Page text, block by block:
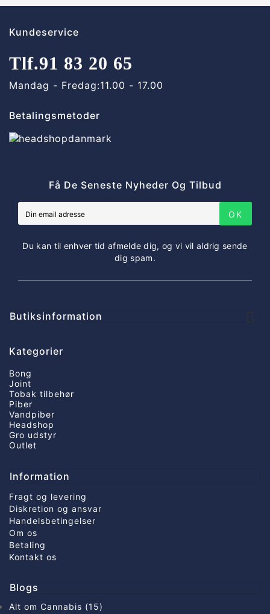
Kundeservice
Tlf.91 83 20 65
Mandag - Fredag:11.00 - 17.00
Betalingsmetoder
Få De Seneste Nyheder Og Tilbud
OK
Du kan til enhver tid afmelde dig, og vi vil aldrig sende
dig spam.
Butiksinformation
Kategorier
Bong
Joint
Tobak tilbehør
Piber
Vandpiber
Headshop
Gro udstyr
Outlet
Information
Fragt og levering
Diskretion og ansvar
Handelsbetingelser
Om os
Betaling
Kontakt os
Blogs
Alt om Cannabis (15)